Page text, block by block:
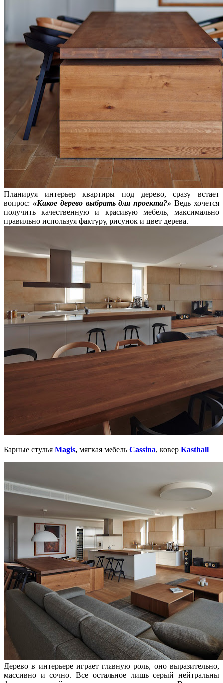
Планируя интерьер квартиры под дерево, сразу встает
вопрос: «Какое дерево выбрать для проекта?» Ведь хочется
получить качественную и красивую мебель, максимально
правильно используя фактуру, рисунок и цвет дерева.
Барные стулья Magis, мягкая мебель Cassina, ковер Kasthall
Дерево в интерьере играет главную роль, оно выразительно,
массивно и сочно. Все остальное лишь серый нейтральны